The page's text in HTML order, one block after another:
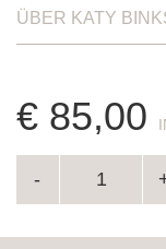
ÜBER KATY
€ 85,00